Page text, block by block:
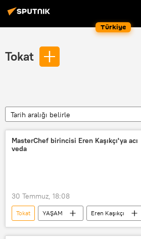
Türkiye
Tokat
Tarih aralığı belirle
MasterChef birincisi Eren Kaşıkçı'ya acı
veda
30 Temmuz, 18:08
Tokat YAŞAM
Eren Kaşıkçı
Mehmet Yalçınkaya
Somer Sivrioğlu